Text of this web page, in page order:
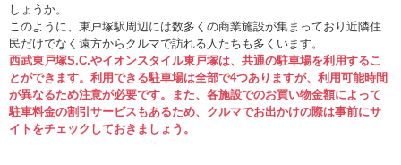
しょうか。
このように、東戸塚駅周辺には数多くの商業施設が集まっており近隣住
民だけでなく遠方からクルマで訪れる人たちも多くいます。
西武東戸塚S.C.やイオンスタイル東戸塚は、共通の駐車場を利用するこ
とができます。利用できる駐車場は全部で4つありますが、利用可能時間
が異なるため注意が必要です。また、各施設でのお買い物金額によって
駐車料金の割引サービスもあるため、クルマでお出かけの際は事前にサ
イトをチェックしておきましょう。